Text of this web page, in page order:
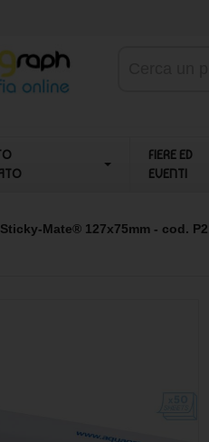
FIERE ED
EVENTI
Mate® 127x75mm - cod.